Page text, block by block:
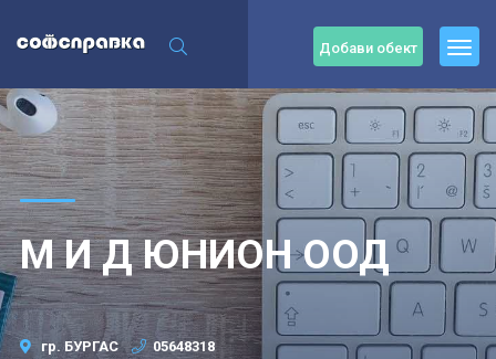
Добави обект
М И Д ЮНИОН ООД
гр. БУРГАС 05648318